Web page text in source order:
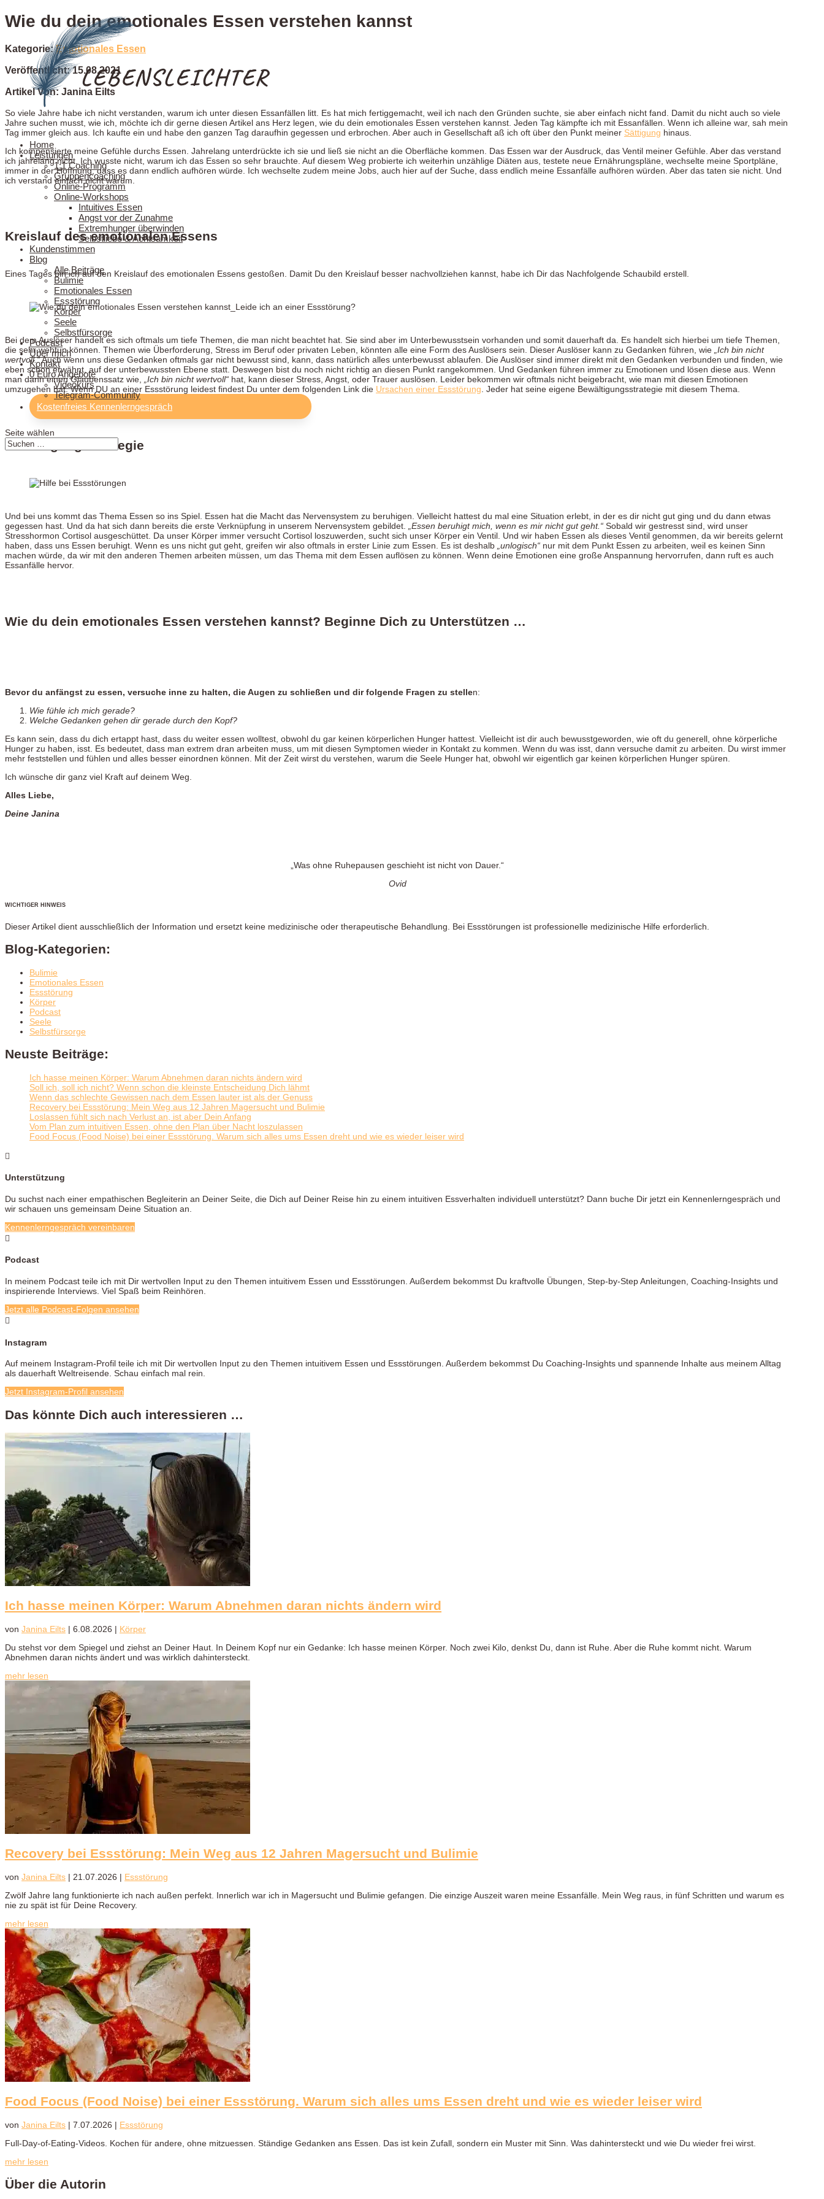
Home
Leistungen
1:1 Coaching
Gruppencoaching
Online-Programm
Online-Workshops
Intuitives Essen
Angst vor der Zunahme
Extremhunger überwinden
Selbstliebe & Achtsamkeit
Kundenstimmen
Blog
Alle Beiträge
Bulimie
Emotionales Essen
Essstörung
Körper
Seele
Selbstfürsorge
Podcast
Über mich
Kontakt
0 Euro Angebote
Videokurs
Telegram-Community
Kostenfreies Kennenlerngespräch
Seite wählen
Wie du dein emotionales Essen verstehen kannst
Kategorie:Emotionales Essen
Veröffentlicht: 15.08.2021
Artikel Von: Janina Eilts
So viele Jahre habe ich nicht verstanden, warum ich unter diesen Essanfällen litt. Es hat mich fertiggemacht, weil ich nach den Gründen suchte, sie aber einfach nicht fand. Damit du nicht auch so viele
Jahre suchen musst, wie ich, möchte ich dir gerne diesen Artikel ans Herz legen, wie du dein emotionales Essen verstehen kannst. Jeden Tag kämpfte ich mit Essanfällen. Wenn ich alleine war, sah mein
Tag immer gleich aus. Ich kaufte ein und habe den ganzen Tag daraufhin gegessen und erbrochen. Aber auch in Gesellschaft aß ich oft über den Punkt meiner Sättigung hinaus.
Ich kompensierte meine Gefühle durchs Essen. Jahrelang unterdrückte ich sie und ließ sie nicht an die Oberfläche kommen. Das Essen war der Ausdruck, das Ventil meiner Gefühle. Aber das verstand
ich jahrelang nicht. Ich wusste nicht, warum ich das Essen so sehr brauchte. Auf diesem Weg probierte ich weiterhin unzählige Diäten aus, testete neue Ernährungspläne, wechselte meine Sportpläne,
immer in der Hoffnung, dass es dann endlich aufhören würde. Ich wechselte zudem meine Jobs, auch hier auf der Suche, dass endlich meine Essanfälle aufhören würden. Aber das taten sie nicht. Und
ich verstand einfach nicht warum.
Kreislauf des emotionalen Essens
Eines Tages bin ich auf den Kreislauf des emotionalen Essens gestoßen. Damit Du den Kreislauf besser nachvollziehen kannst, habe ich Dir das Nachfolgende Schaubild erstell.
Bei dem Auslöser handelt es sich oftmals um tiefe Themen, die man nicht beachtet hat. Sie sind aber im Unterbewusstsein vorhanden und somit dauerhaft da. Es handelt sich hierbei um tiefe Themen,
die sehr wehtun können. Themen wie Überforderung, Stress im Beruf oder privaten Leben, könnten alle eine Form des Auslösers sein. Dieser Auslöser kann zu Gedanken führen, wie „Ich bin nicht
wertvoll.“Auch wenn uns diese Gedanken oftmals gar nicht bewusst sind, kann, dass natürlich alles unterbewusst ablaufen. Die Auslöser sind immer direkt mit den Gedanken verbunden und finden, wie
eben schon erwähnt, auf der unterbewussten Ebene statt. Deswegen bist du noch nicht richtig an diesen Punkt rangekommen. Und Gedanken führen immer zu Emotionen und lösen diese aus. Wenn
man dann einen Glaubenssatz wie, „Ich bin nicht wertvoll“ hat, kann dieser Stress, Angst, oder Trauer auslösen. Leider bekommen wir oftmals nicht beigebracht, wie man mit diesen Emotionen
umzugehen hat. Wenn DU an einer Essstörung leidest findest Du unter dem folgenden Link die Ursachen einer Essstörung. Jeder hat seine eigene Bewältigungsstrategie mit diesem Thema.
Bewältigungsstrategie
Und bei uns kommt das Thema Essen so ins Spiel. Essen hat die Macht das Nervensystem zu beruhigen. Vielleicht hattest du mal eine Situation erlebt, in der es dir nicht gut ging und du dann etwas
gegessen hast. Und da hat sich dann bereits die erste Verknüpfung in unserem Nervensystem gebildet. „Essen beruhigt mich, wenn es mir nicht gut geht.“ Sobald wir gestresst sind, wird unser
Stresshormon Cortisol ausgeschüttet. Da unser Körper immer versucht Cortisol loszuwerden, sucht sich unser Körper ein Ventil. Und wir haben Essen als dieses Ventil genommen, da wir bereits gelernt
haben, dass uns Essen beruhigt. Wenn es uns nicht gut geht, greifen wir also oftmals in erster Linie zum Essen. Es ist deshalb „unlogisch“ nur mit dem Punkt Essen zu arbeiten, weil es keinen Sinn
machen würde, da wir mit den anderen Themen arbeiten müssen, um das Thema mit dem Essen auflösen zu können. Wenn deine Emotionen eine große Anspannung hervorrufen, dann ruft es auch
Essanfälle hervor.
Wie du dein emotionales Essen verstehen kannst? Beginne Dich zu Unterstützen …
Bevor du anfängst zu essen, versuche inne zu halten, die Augen zu schließen und dir folgende Fragen zu stellen:
Wie fühle ich mich gerade?
Welche Gedanken gehen dir gerade durch den Kopf?
Es kann sein, dass du dich ertappt hast, dass du weiter essen wolltest, obwohl du gar keinen körperlichen Hunger hattest. Vielleicht ist dir auch bewusstgeworden, wie oft du generell, ohne körperliche
Hunger zu haben, isst. Es bedeutet, dass man extrem dran arbeiten muss, um mit diesen Symptomen wieder in Kontakt zu kommen. Wenn du was isst, dann versuche damit zu arbeiten. Du wirst immer
mehr feststellen und fühlen und alles besser einordnen können. Mit der Zeit wirst du verstehen, warum die Seele Hunger hat, obwohl wir eigentlich gar keinen körperlichen Hunger spüren.
Ich wünsche dir ganz viel Kraft auf deinem Weg.
Alles Liebe,
Deine Janina
„Was ohne Ruhepausen geschieht ist nicht von Dauer.“
Ovid
WICHTIGER HINWEIS
Dieser Artikel dient ausschließlich der Information und ersetzt keine medizinische oder therapeutische Behandlung. Bei Essstörungen ist professionelle medizinische Hilfe erforderlich.
Blog-Kategorien:
Bulimie
Emotionales Essen
Essstörung
Körper
Podcast
Seele
Selbstfürsorge
Neuste Beiträge:
Ich hasse meinen Körper: Warum Abnehmen daran nichts ändern wird
Soll ich, soll ich nicht? Wenn schon die kleinste Entscheidung Dich lähmt
Wenn das schlechte Gewissen nach dem Essen lauter ist als der Genuss
Recovery bei Essstörung: Mein Weg aus 12 Jahren Magersucht und Bulimie
Loslassen fühlt sich nach Verlust an, ist aber Dein Anfang
Vom Plan zum intuitiven Essen, ohne den Plan über Nacht loszulassen
Food Focus (Food Noise) bei einer Essstörung. Warum sich alles ums Essen dreht und wie es wieder leiser wird

Unterstützung
Du suchst nach einer empathischen Begleiterin an Deiner Seite, die Dich auf Deiner Reise hin zu einem intuitiven Essverhalten individuell unterstützt? Dann buche Dir jetzt ein Kennenlerngespräch und
wir schauen uns gemeinsam Deine Situation an.
Kennenlerngespräch vereinbaren

Podcast
In meinem Podcast teile ich mit Dir wertvollen Input zu den Themen intuitivem Essen und Essstörungen. Außerdem bekommst Du kraftvolle Übungen, Step-by-Step Anleitungen, Coaching-Insights und
inspirierende Interviews. Viel Spaß beim Reinhören.
Jetzt alle Podcast-Folgen ansehen

Instagram
Auf meinem Instagram-Profil teile ich mit Dir wertvollen Input zu den Themen intuitivem Essen und Essstörungen. Außerdem bekommst Du Coaching-Insights und spannende Inhalte aus meinem Alltag
als dauerhaft Weltreisende. Schau einfach mal rein.
Jetzt Instagram-Profil ansehen
Das könnte Dich auch interessieren …
Ich hasse meinen Körper: Warum Abnehmen daran nichts ändern wird
von Janina Eilts | 6.08.2026 | Körper
Du stehst vor dem Spiegel und ziehst an Deiner Haut. In Deinem Kopf nur ein Gedanke: Ich hasse meinen Körper. Noch zwei Kilo, denkst Du, dann ist Ruhe. Aber die Ruhe kommt nicht. Warum
Abnehmen daran nichts ändert und was wirklich dahintersteckt.
mehr lesen
Recovery bei Essstörung: Mein Weg aus 12 Jahren Magersucht und Bulimie
von Janina Eilts | 21.07.2026 | Essstörung
Zwölf Jahre lang funktionierte ich nach außen perfekt. Innerlich war ich in Magersucht und Bulimie gefangen. Die einzige Auszeit waren meine Essanfälle. Mein Weg raus, in fünf Schritten und warum es
nie zu spät ist für Deine Recovery.
mehr lesen
Food Focus (Food Noise) bei einer Essstörung. Warum sich alles ums Essen dreht und wie es wieder leiser wird
von Janina Eilts | 7.07.2026 | Essstörung
Full-Day-of-Eating-Videos. Kochen für andere, ohne mitzuessen. Ständige Gedanken ans Essen. Das ist kein Zufall, sondern ein Muster mit Sinn. Was dahintersteckt und wie Du wieder frei wirst.
mehr lesen
Über die Autorin